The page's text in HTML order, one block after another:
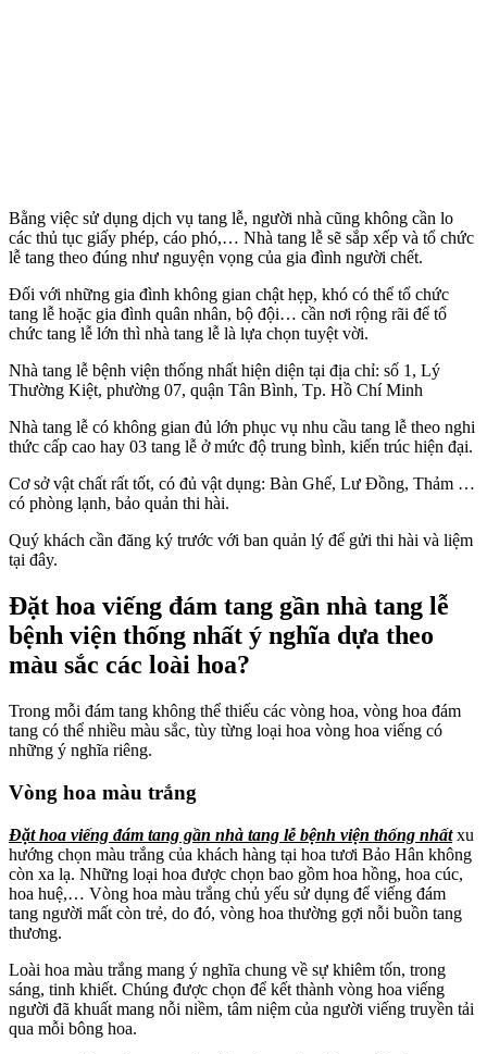
Bằng việc sử dụng dịch vụ tang lễ, người nhà cũng không cần lo
các thủ tục giấy phép, cáo phó,… Nhà tang lễ sẽ sắp xếp và tổ chức
lễ tang theo đúng như nguyện vọng của gia đình người chết.
Đối với những gia đình không gian chật hẹp, khó có thể tổ chức
tang lễ hoặc gia đình quân nhân, bộ đội… cần nơi rộng rãi để tổ
chức tang lễ lớn thì nhà tang lễ là lựa chọn tuyệt vời.
Nhà tang lễ bệnh viện thống nhất hiện diện tại địa chỉ: số 1, Lý
Thường Kiệt, phường 07, quận Tân Bình, Tp. Hồ Chí Minh
Nhà tang lễ có không gian đủ lớn phục vụ nhu cầu tang lễ theo nghi
thức cấp cao hay 03 tang lễ ở mức độ trung bình, kiến trúc hiện đại.
Cơ sở vật chất rất tốt, có đủ vật dụng: Bàn Ghế, Lư Đồng, Thảm …
có phòng lạnh, bảo quản thi hài.
Quý khách cần đăng ký trước với ban quản lý để gửi thi hài và liệm
tại đây.
Đặt hoa viếng đám tang gần nhà tang lễ
bệnh viện thống nhất ý nghĩa dựa theo
màu sắc các loài hoa?
Trong mỗi đám tang không thể thiếu các vòng hoa, vòng hoa đám
tang có thể nhiều màu sắc, tùy từng loại hoa vòng hoa viếng có
những ý nghĩa riêng.
Vòng hoa màu trắng
Đặt hoa viếng đám tang gần nhà tang lễ bệnh viện thống nhấtxu
hướng chọn màu trắng của khách hàng tại hoa tươi Bảo Hân không
còn xa lạ. Những loại hoa được chọn bao gồm hoa hồng, hoa cúc,
hoa huệ,… Vòng hoa màu trắng chủ yếu sử dụng để viếng đám
tang người mất còn trẻ, do đó, vòng hoa thường gợi nỗi buồn tang
thương.
Loài hoa màu trắng mang ý nghĩa chung về sự khiêm tốn, trong
sáng, tinh khiết. Chúng được chọn để kết thành vòng hoa viếng
người đã khuất mang nỗi niềm, tâm niệm của người viếng truyền tải
qua mỗi bông hoa.